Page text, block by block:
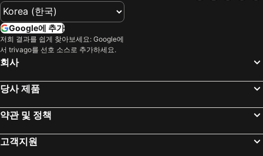
Google에 추가
저희 결과를 쉽게 찾아보세요: Google에
서 trivago를 선호 소스로 추가하세요.
회사
당사 제품
약관 및 정책
고객지원